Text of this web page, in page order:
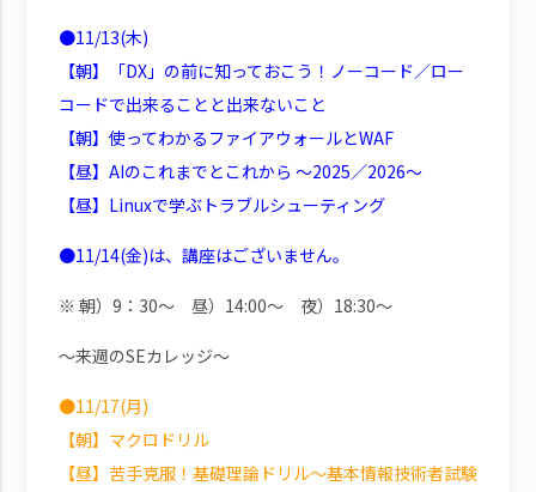
●11/13(木)
【朝】「DX」の前に知っておこう！ノーコード／ロー
コードで出来ることと出来ないこと
【朝】使ってわかるファイアウォールとWAF
【昼】AIのこれまでとこれから ～2025／2026～
【昼】Linuxで学ぶトラブルシューティング
●11/14(金)は、講座はございません。
※ 朝）9：30～ 昼）14:00～ 夜）18:30～
～来週のSEカレッジ～
●11/17(月)
【朝】マクロドリル
【昼】苦手克服！基礎理論ドリル～基本情報技術者試験